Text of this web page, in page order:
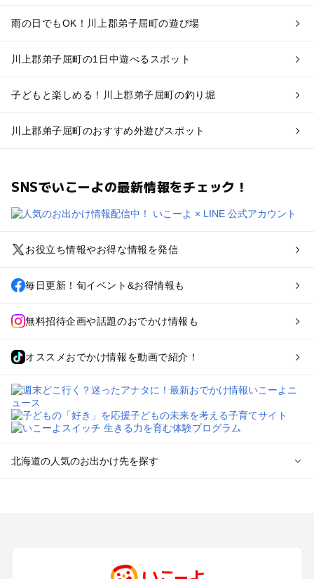
雨の日でもOK！川上郡弟子屈町の遊び場
川上郡弟子屈町の1日中遊べるスポット
子どもと楽しめる！川上郡弟子屈町の釣り堀
川上郡弟子屈町のおすすめ外遊びスポット
SNSでいこーよの最新情報をチェック！
お役立ち情報やお得な情報を発信
毎日更新！旬イベント&お得情報も
無料招待企画や話題のおでかけ情報も
オススメおでかけ情報を動画で紹介！
北海道の人気のお出かけ先を探す
函館・湯の川温泉・大沼・松前のプールお出かけ